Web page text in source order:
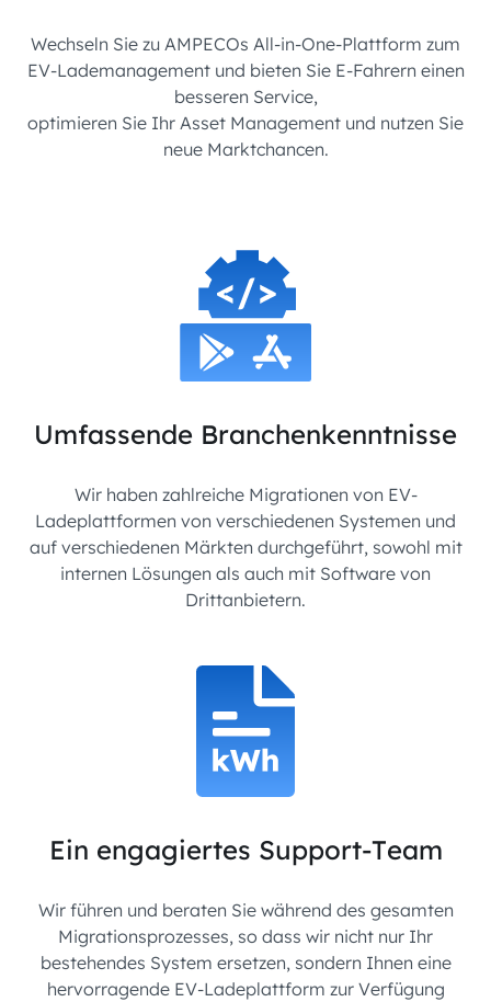
Wechseln Sie zu AMPECOs All-in-One-Plattform zum
EV-Lademanagement und bieten Sie E-Fahrern einen
besseren Service,
optimieren Sie Ihr Asset Management und nutzen Sie
neue Marktchancen.
Umfassende Branchenkenntnisse
Wir haben zahlreiche Migrationen von EV-
Ladeplattformen von verschiedenen Systemen und
auf verschiedenen Märkten durchgeführt, sowohl mit
internen Lösungen als auch mit Software von
Drittanbietern.
Ein engagiertes Support-Team
Wir führen und beraten Sie während des gesamten
Migrationsprozesses, so dass wir nicht nur Ihr
bestehendes System ersetzen, sondern Ihnen eine
hervorragende EV-Ladeplattform zur Verfügung